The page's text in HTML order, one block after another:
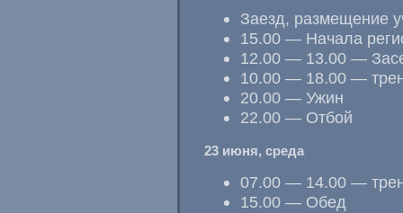
Заезд, размещение
15.00 — Начала
12.00 — 13.00 —
10.00 — 18.00 —
20.00 — Ужин
22.00 — Отбой
23 июня, среда
07.00 — 14.00 —
15.00 — Обед